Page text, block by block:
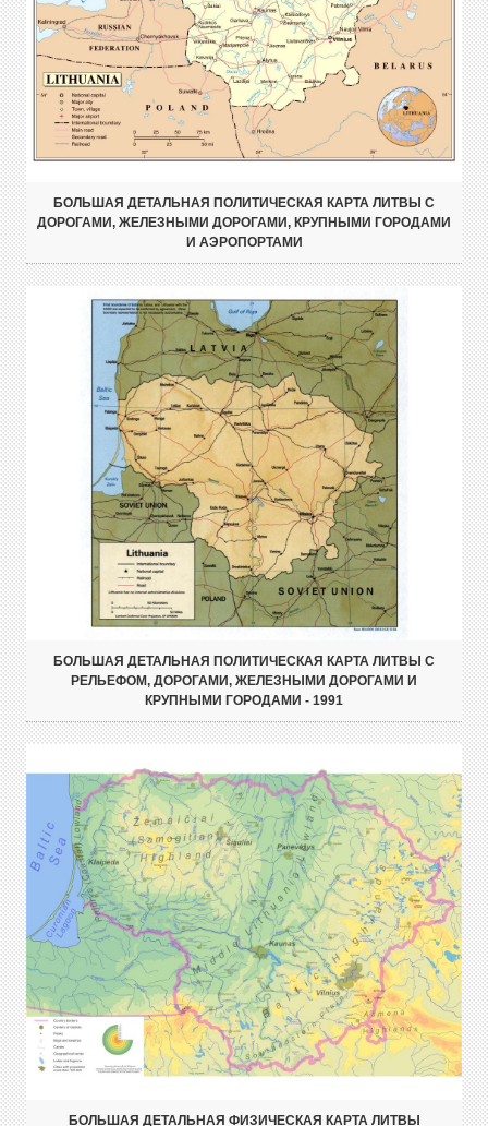
БОЛЬШАЯ ДЕТАЛЬНАЯ ПОЛИТИЧЕСКАЯ КАРТА ЛИТВЫ С
ДОРОГАМИ, ЖЕЛЕЗНЫМИ ДОРОГАМИ, КРУПНЫМИ ГОРОДАМИ
И АЭРОПОРТАМИ
БОЛЬШАЯ ДЕТАЛЬНАЯ ПОЛИТИЧЕСКАЯ КАРТА ЛИТВЫ С
РЕЛЬЕФОМ, ДОРОГАМИ, ЖЕЛЕЗНЫМИ ДОРОГАМИ И
КРУПНЫМИ ГОРОДАМИ - 1991
БОЛЬШАЯ ДЕТАЛЬНАЯ ФИЗИЧЕСКАЯ КАРТА ЛИТВЫ